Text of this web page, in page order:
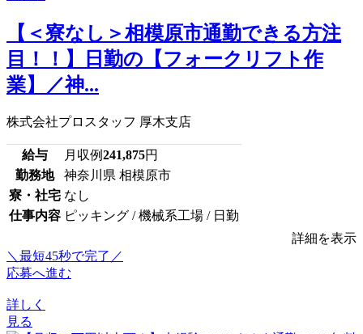
【＜寮なし＞相模原市通勤できる方注
目！！】日勤の【フォークリフト作
業】／神...
株式会社プロスタッフ 厚木支店
給与 月収例241,875円
勤務地
神奈川県 相模原市
寮・社宅 なし
仕事内容 ピッキング / 機械系工場 / 日勤
詳細を表示
＼最短45秒で完了／
応募へ進む
詳しく
見る